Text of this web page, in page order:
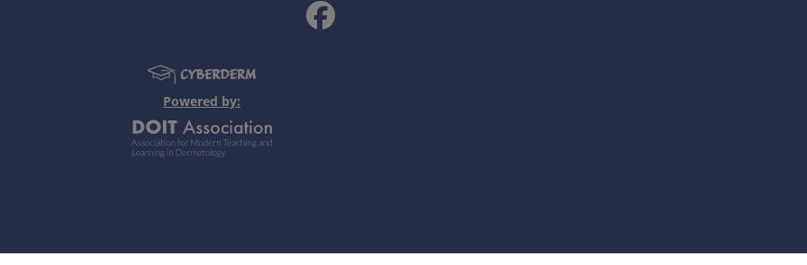
Powered by: